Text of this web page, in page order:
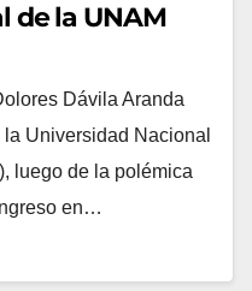
de la UNAM
Dávila Aranda
Universidad Nacional
luego de la polémica
en…